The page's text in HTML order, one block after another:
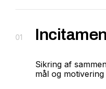
01
Sikring af
mål og